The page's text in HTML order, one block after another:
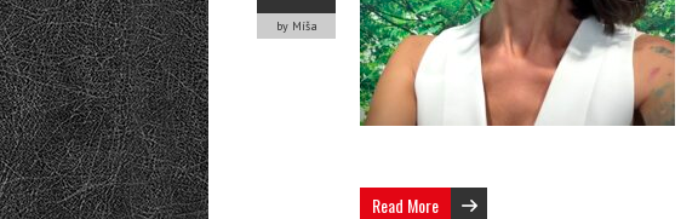
by Míša
Read More